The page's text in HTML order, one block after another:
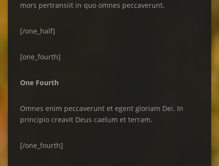
mors pertransiit in quo omnes peccaverunt.
[/one_half]
[one_fourth]
One Fourth
Omnes enim peccaverunt et egent gloriam Dei. In
principio creavit Deus caelum et terram.
[/one_fourth]